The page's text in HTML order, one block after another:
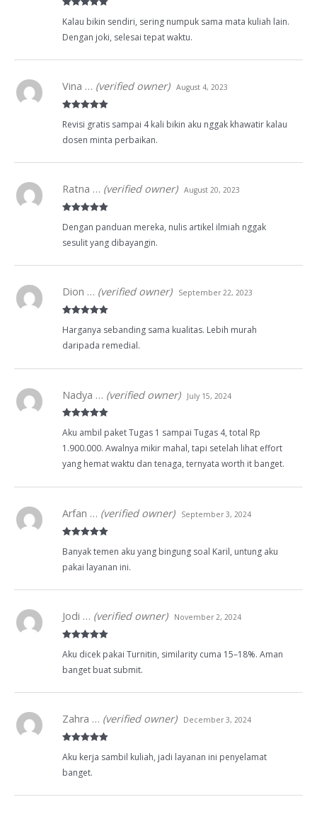
of 5
Kalau bikin sendiri, sering numpuk sama mata kuliah lain.
Dengan joki, selesai tepat waktu.
of 5
Vina … (verified owner) August 4, 2023
Revisi gratis sampai 4 kali bikin aku nggak khawatir kalau
dosen minta perbaikan.
of 5
Ratna … (verified owner) August 20, 2023
Dengan panduan mereka, nulis artikel ilmiah nggak
sesulit yang dibayangin.
of 5
Dion … (verified owner) September 22, 2023
Harganya sebanding sama kualitas. Lebih murah
daripada remedial.
of 5
Nadya … (verified owner) July 15, 2024
Aku ambil paket Tugas 1 sampai Tugas 4, total Rp
1.900.000. Awalnya mikir mahal, tapi setelah lihat effort
yang hemat waktu dan tenaga, ternyata worth it banget.
of 5
Arfan … (verified owner) September 3, 2024
Banyak temen aku yang bingung soal Karil, untung aku
pakai layanan ini.
of 5
Jodi … (verified owner) November 2, 2024
Aku dicek pakai Turnitin, similarity cuma 15–18%. Aman
banget buat submit.
of 5
Zahra … (verified owner) December 3, 2024
Aku kerja sambil kuliah, jadi layanan ini penyelamat
banget.